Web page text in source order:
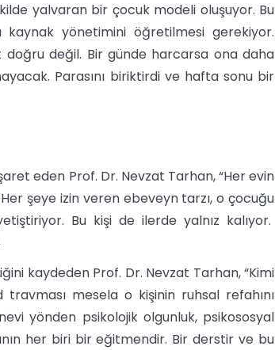
yalvaran bir çocuk modeli oluşuyor. Bu
yönetimini öğretilmesi gerekiyor.
doğru değil. Bir günde harcarsa ona daha
Parasını biriktirdi ve hafta sonu bir
eden Prof. Dr. Nevzat Tarhan, “Her evin
Her şeye izin veren ebeveyn tarzı, o çocuğu
Bu kişi de ilerde yalnız kalıyor.
kaydeden Prof. Dr. Nevzat Tarhan, “Kimi
mesela o kişinin ruhsal refahını
yönden psikolojik olgunluk, psikososyal
her biri bir eğitmendir. Bir derstir ve bu